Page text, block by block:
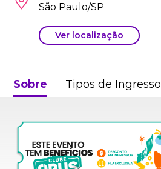
São Paulo/SP
Ver localização
Sobre Tipos de Ingresso